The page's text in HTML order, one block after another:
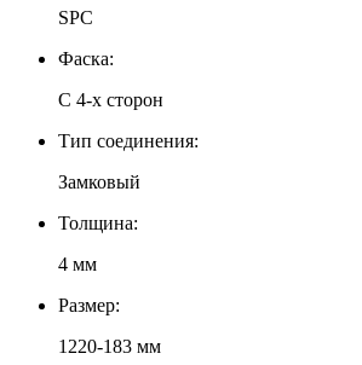
SPC
Фаска:
С 4-х сторон
Тип соединения:
Замковый
Толщина:
4 мм
Размер:
1220-183 мм